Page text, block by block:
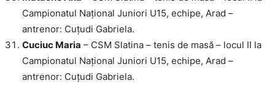
Campionatul Național Juniori U15, echipe, Arad –
antrenor: Cuțudi Gabriela.
Cuciuc Maria – CSM Slatina – tenis de masă – locul II la
Campionatul Național Juniori U15, echipe, Arad –
antrenor: Cuțudi Gabriela.